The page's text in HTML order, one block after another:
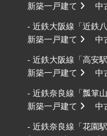
新築一戸建て
中
- 近鉄大阪線「近鉄八
新築一戸建て
中
- 近鉄大阪線「高安駅
新築一戸建て
中
- 近鉄奈良線「瓢箪山
新築一戸建て
中
- 近鉄奈良線「花園